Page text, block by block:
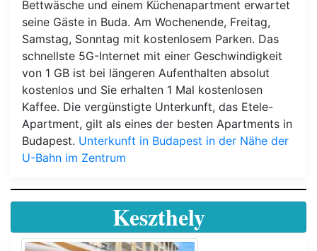
Bettwäsche und einem Küchenapartment erwartet
seine Gäste in Buda. Am Wochenende, Freitag,
Samstag, Sonntag mit kostenlosem Parken. Das
schnellste 5G-Internet mit einer Geschwindigkeit
von 1 GB ist bei längeren Aufenthalten absolut
kostenlos und Sie erhalten 1 Mal kostenlosen
Kaffee. Die vergünstigte Unterkunft, das Etele-
Apartment, gilt als eines der besten Apartments in
Budapest. Unterkunft in Budapest in der Nähe der
U-Bahn im Zentrum
Keszthely